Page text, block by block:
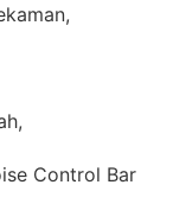
Control Bar